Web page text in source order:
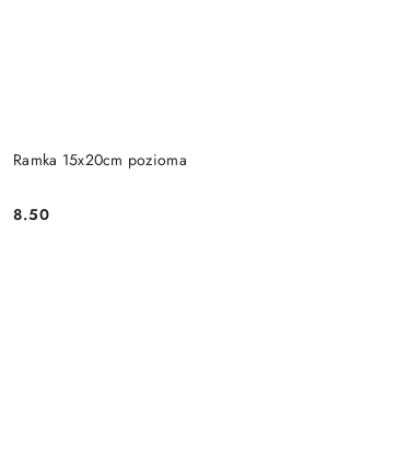
Ramka 15x20cm pozioma
Cena:
8.50